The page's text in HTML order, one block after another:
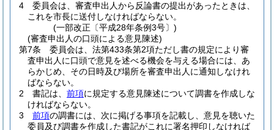
4
委員会は、審査申出人から反論書の提出があったときは、
これを市長に送付しなければならない。
(一部改正〔平成28年条例3号〕)
(審査申出人の口頭による意見陳述)
第7条
委員会は、法第433条第2項ただし書の規定により審
査申出人に口頭で意見を述べる機会を与える場合には、あ
らかじめ、その日時及び場所を審査申出人に通知しなけれ
ばならない。
2
書記は、 前項に規定する意見陳述について調書を作成しな
ければならない。
3
前項の調書には、次に掲げる事項を記載し、意見を聴いた
委員及び調書を作成した書記がこれに署名押印しなければ